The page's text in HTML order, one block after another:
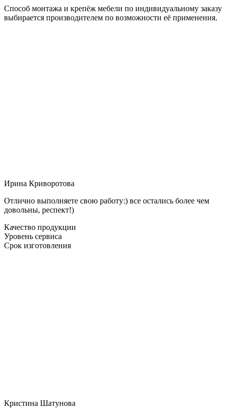
Способ монтажа и крепёж мебели по индивидуальному заказу
выбирается производителем по возможности её применения.
Ирина Криворотова
Отлично выполняете свою работу:) все остались более чем
довольны, респект!)
Качество продукции
Уровень сервиса
Срок изготовления
Кристина Шатунова